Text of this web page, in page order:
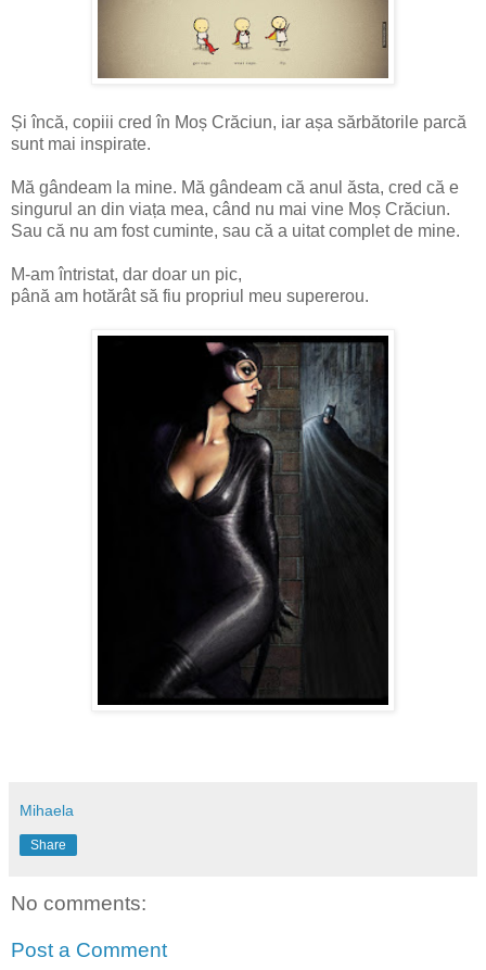
Și încă, copiii cred în Moș Crăciun, iar așa sărbătorile parcă
sunt mai inspirate.
Mă gândeam la mine. Mă gândeam că anul ăsta, cred că e
singurul an din viața mea, când nu mai vine Moș Crăciun.
Sau că nu am fost cuminte, sau că a uitat complet de mine.
M-am întristat, dar doar un pic,
până am hotărât să fiu propriul meu supererou.
Mihaela
Share
No comments:
Post a Comment